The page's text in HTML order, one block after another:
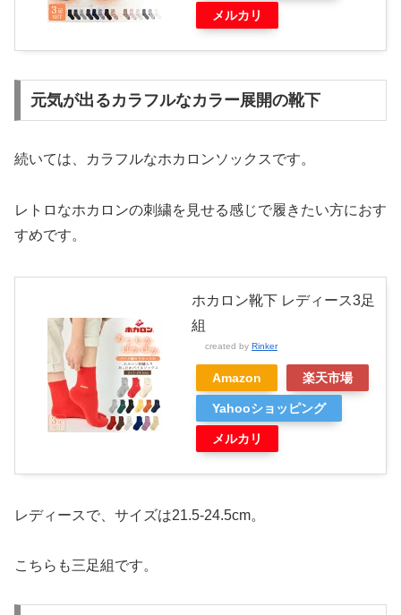
メルカリ
元気が出るカラフルなカラー展開の靴下
続いては、カラフルなホカロンソックスです。
レトロなホカロンの刺繍を見せる感じで履きたい方におす
すめです。
ホカロン靴下 レディース3足
組
created by Rinker
Amazon 楽天市場
Yahooショッピング
メルカリ
レディースで、サイズは21.5-24.5cm。
こちらも三足組です。